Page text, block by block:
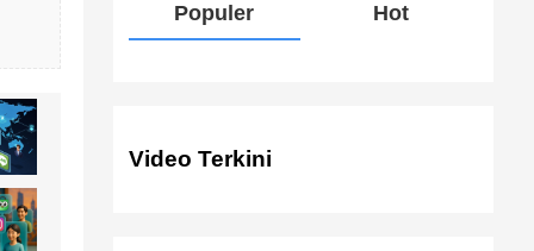
Populer Hot
Video Terkini